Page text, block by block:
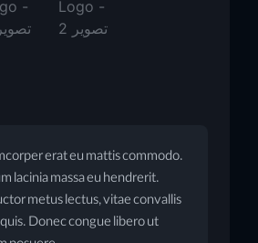
erat eu mattis commodo.
lacinia massa eu hendrerit.
metus lectus, vitae convallis
Donec congue libero ut